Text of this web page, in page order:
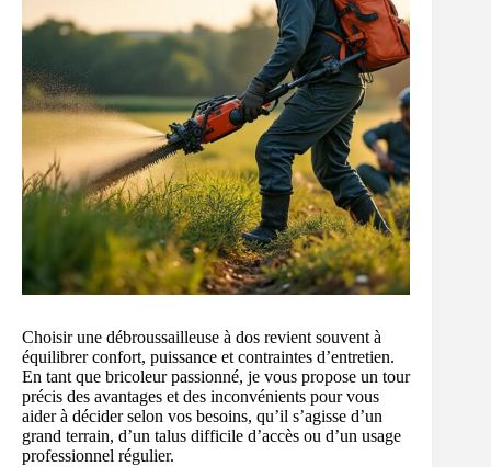
Choisir une débroussailleuse à dos revient souvent à
équilibrer confort, puissance et contraintes d’entretien.
En tant que bricoleur passionné, je vous propose un tour
précis des avantages et des inconvénients pour vous
aider à décider selon vos besoins, qu’il s’agisse d’un
grand terrain, d’un talus difficile d’accès ou d’un usage
professionnel régulier.